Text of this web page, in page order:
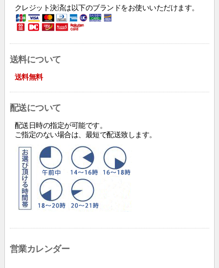
クレジット決済は以下のブランドをお使いいただけます。
送料について
送料無料
配送について
配送日時の指定が可能です。
ご指定のない場合は、最短で配送致します。
営業カレンダー